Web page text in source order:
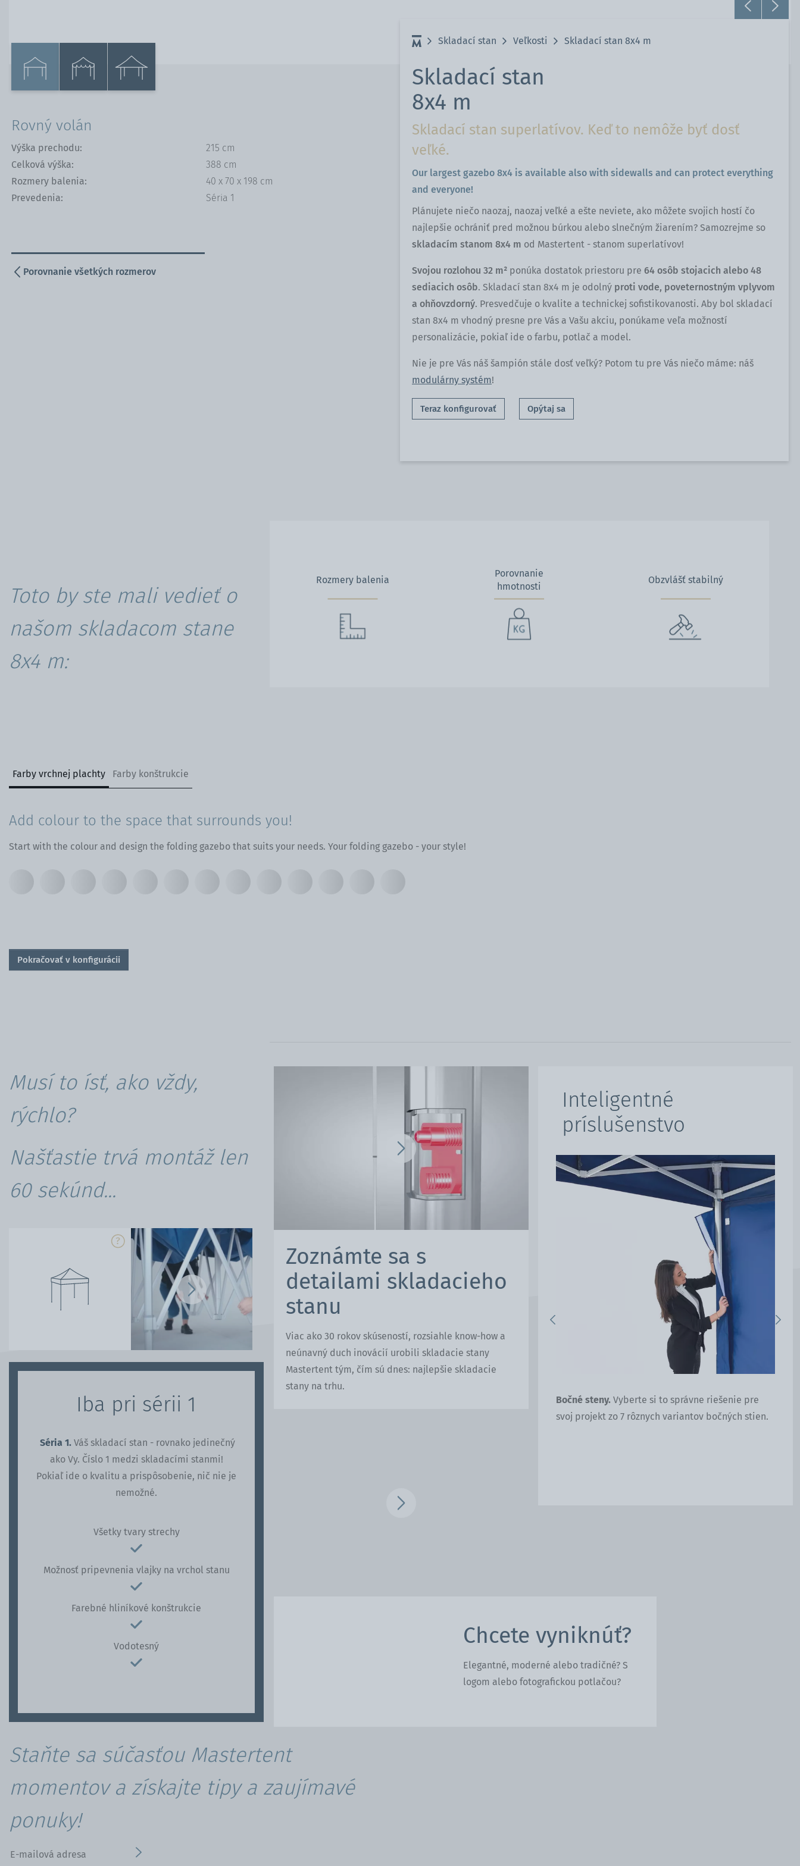
Rovný volán
Výška prechodu:
215 cm
Celková výška:
388 cm
Rozmery balenia:
40 x 70 x 198 cm
Prevedenia:
Séria 1
Porovnanie všetkých rozmerov
Skladací stan Veľkosti Skladací stan 8x4 m
Skladací stan
8x4 m
Skladací stan superlatívov. Keď to nemôže byť dosť
veľké.
Our largest gazebo 8x4 is available also with sidewalls and can protect everything
and everyone!
Plánujete niečo naozaj, naozaj veľké a ešte neviete, ako môžete svojich hostí čo
najlepšie ochrániť pred možnou búrkou alebo slnečným žiarením? Samozrejme so
skladacím stanom 8x4 m od Mastertent - stanom superlatívov!
Svojou rozlohou 32 m² ponúka dostatok priestoru pre 64 osôb stojacich alebo 48
sediacich osôb. Skladací stan 8x4 m je odolný proti vode, poveternostným vplyvom
a ohňovzdorný. Presvedčuje o kvalite a technickej sofistikovanosti. Aby bol skladací
stan 8x4 m vhodný presne pre Vás a Vašu akciu, ponúkame veľa možností
personalizácie, pokiaľ ide o farbu, potlač a model.
Nie je pre Vás náš šampión stále dosť veľký? Potom tu pre Vás niečo máme: náš
modulárny systém!
Teraz konfigurovať Opýtaj sa
Toto by ste mali vedieť o
našom skladacom stane
8x4 m:
Rozmery balenia
Porovnanie
hmotnosti
Obzvlášť stabilný
Farby vrchnej plachty Farby konštrukcie
Add colour to the space that surrounds you!
Start with the colour and design the folding gazebo that suits your needs. Your folding gazebo - your style!
Pokračovať v konfigurácii
Musí to ísť, ako vždy,
rýchlo?
Našťastie trvá montáž len
60 sekúnd...
Zoznámte sa s
detailami skladacieho
stanu
Viac ako 30 rokov skúseností, rozsiahle know-how a
neúnavný duch inovácií urobili skladacie stany
Mastertent tým, čím sú dnes: najlepšie skladacie
stany na trhu.
Inteligentné
príslušenstvo
Bočné steny.Vyberte si to správne riešenie pre
svoj projekt zo 7 rôznych variantov bočných stien.
Iba pri sérii 1
Séria 1. Váš skladací stan - rovnako jedinečný
ako Vy. Číslo 1 medzi skladacími stanmi!
Pokiaľ ide o kvalitu a prispôsobenie, nič nie je
nemožné.
Všetky tvary strechy
Možnosť pripevnenia vlajky na vrchol stanu
Farebné hliníkové konštrukcie
Vodotesný Chcete vyniknúť?
Elegantné, moderné alebo tradičné? S
logom alebo fotografickou potlačou?
Staňte sa súčasťou Mastertent
momentov a získajte tipy a zaujímavé
ponuky!